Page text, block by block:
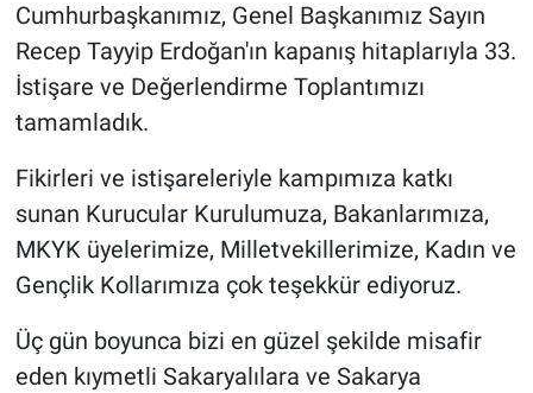
Cumhurbaşkanımız, Genel Başkanımız Sayın
Recep Tayyip Erdoğan'ın kapanış hitaplarıyla 33.
İstişare ve Değerlendirme Toplantımızı
tamamladık.
Fikirleri ve istişareleriyle kampımıza katkı
sunan Kurucular Kurulumuza, Bakanlarımıza,
MKYK üyelerimize, Milletvekillerimize, Kadın ve
Gençlik Kollarımıza çok teşekkür ediyoruz.
Üç gün boyunca bizi en güzel şekilde misafir
eden kıymetli Sakaryalılara ve Sakarya